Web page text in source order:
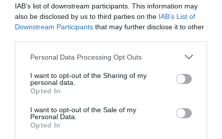
IAB’s list of downstream participants. This information may
also be disclosed by us to third parties on the IAB’s List of
Downstream Participants that may further disclose it to other
Personal Data Processing Opt Outs
I want to opt-out of the Sharing of my
personal data.
Opted In
I want to opt-out of the Sale of my
Personal Data.
Opted In
πολιορκητές από την Τροία, σκοτώθηκε όμως από τον
Ιδομενέα. Πάντως, στην Ιλιάδα τίποτε δεν μαρτυρείται
περί προφητικών ικανοτήτων της Κασσάνδρας.
Στα ελληνικά λέμε μετωνυμικά «Κασσάνδρα» κάποιον
τον πιστεύουν. Στη σημερινή χρήση, ο όρος έχει
ξεκάθαρα αρνητική απόχρωση, Κασσάνδρες στον
πληθυντικό είναι οι κινδυνολόγοι. Αυτά τα βρίσκουμε
και στα λεξικά και αναλύοντας την καθημερινή χρήση
της λέξης.